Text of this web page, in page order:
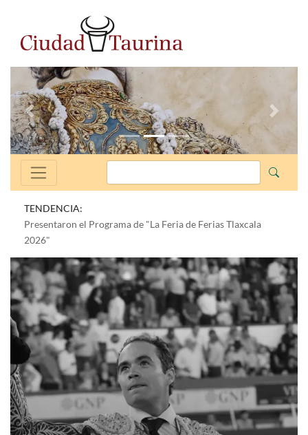
Anterior
TENDENCIA:
Presentaron el Programa de "La Feria de Ferias Tlaxcala
2026"